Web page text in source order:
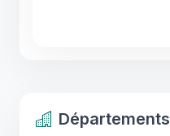
Départements